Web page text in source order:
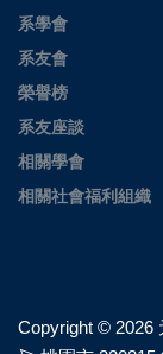
系學會
系友會
榮譽榜
系友座談
相關學會
相關社會福利組織
Copyright © 2026